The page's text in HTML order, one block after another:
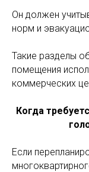
Он должен
норм и
Такие разделы
помещения
коммерческих
Когда
Если